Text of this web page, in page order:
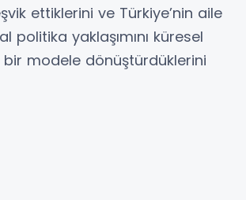
ettiklerini ve Türkiye’nin aile
politika yaklaşımını küresel
modele dönüştürdüklerini